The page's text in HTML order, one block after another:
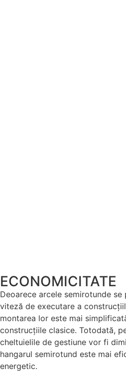
ECONOMICITATE
Deoarece arcele semirotunde
viteză de executare a
montarea lor este mai
construcțiile clasice. Totodată,
cheltuielile de gestiune vor fi
hangarul semirotund este mai
energetic.